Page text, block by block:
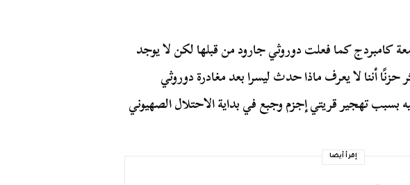
كامبردج كما فعلت دوروثي جارود من قبلها لكن لا يوجد
أننا لا يعرف ماذا حدث ليسرا بعد مغادرة دوروثي
بسبب تهجير قريتي إجزم وجبع في بداية الاحتلال الصهيوني
إقرأ أيضا